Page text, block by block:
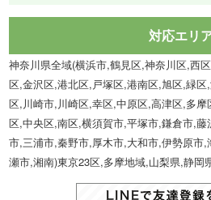
対応エリ
神奈川県全域(横浜市,鶴見区,神奈川区,西
区,金沢区,港北区,戸塚区,港南区,旭区,緑
区,川崎市,川崎区,幸区,中原区,高津区,多
区,中央区,南区,横須賀市,平塚市,鎌倉市,
市,三浦市,秦野市,厚木市,大和市,伊勢原市
瀬市,湘南)東京23区,多摩地域,山梨県,静